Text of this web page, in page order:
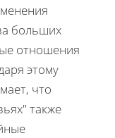
больших
отношения
этому
что
также